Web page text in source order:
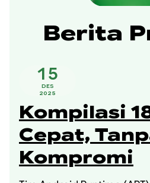
Berita
15
DES
2025
Kompilasi
Cepat,
Kompromi